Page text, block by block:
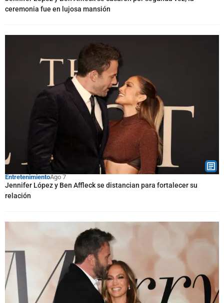
ceremonia fue en lujosa mansión
EntretenimientoAgo 7
Jennifer López y Ben Affleck se distancian para fortalecer su
relación